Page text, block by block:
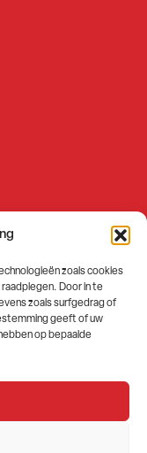
zoals cookies
Door in te
zoals surfgedrag of
geeft of uw
op bepaalde